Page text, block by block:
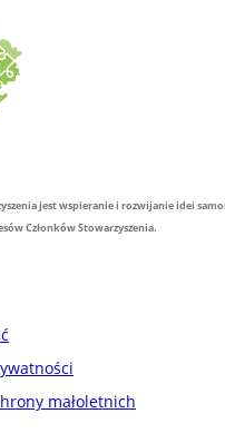
jest wspieranie i rozwijanie idei
Członków Stowarzyszenia.
małoletnich